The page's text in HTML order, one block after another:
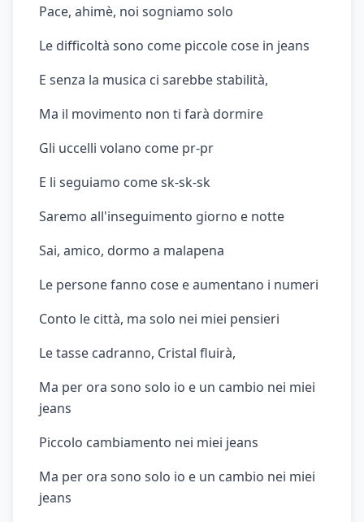
Pace, ahimè, noi sogniamo solo
Le difficoltà sono come piccole cose in jeans
E senza la musica ci sarebbe stabilità,
Ma il movimento non ti farà dormire
Gli uccelli volano come pr-pr
E li seguiamo come sk-sk-sk
Saremo all'inseguimento giorno e notte
Sai, amico, dormo a malapena
Le persone fanno cose e aumentano i numeri
Conto le città, ma solo nei miei pensieri
Le tasse cadranno, Cristal fluirà,
Ma per ora sono solo io e un cambio nei miei
jeans
Piccolo cambiamento nei miei jeans
Ma per ora sono solo io e un cambio nei miei
jeans